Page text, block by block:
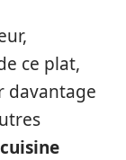
ce plat,
davantage
cuisine